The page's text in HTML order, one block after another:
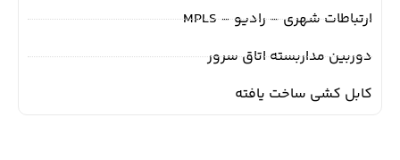
ارتباطات شهری – رادیو – MPLS
دوربین مداربسته اتاق سرور
کابل کشی ساخت یافته